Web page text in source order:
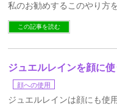
私のお勧めするこのやり方
この記事を読む
ジュエルレインを顔に
顔への使用
ジュエルレインは顔にも使